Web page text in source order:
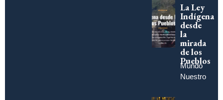
La Ley
Indígena
desde
la
mirada
de los
Pueblos
Mundo
Nuestro